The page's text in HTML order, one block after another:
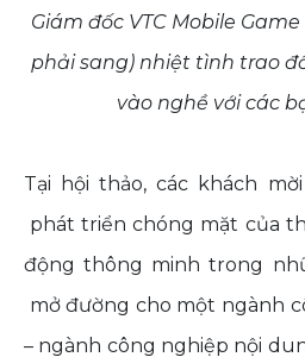
Giám đốc VTC Mobile
phải sang) nhiệt tình trao
vào nghề với các
Tại hội thảo, các khách
phát triển chóng mặt của
động thông minh trong
mở đường cho một ngành
– ngành công nghiệp nội